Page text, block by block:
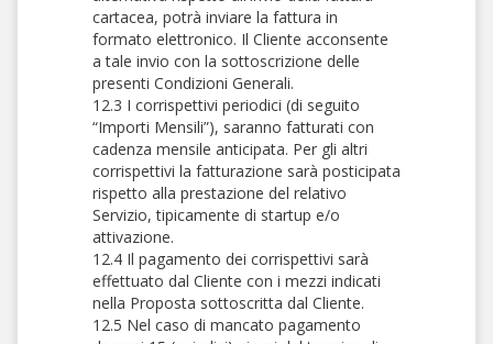
cartacea, potrà inviare la fattura in
formato elettronico. Il Cliente acconsente
a tale invio con la sottoscrizione delle
presenti Condizioni Generali.
12.3 I corrispettivi periodici (di seguito
“Importi Mensili”), saranno fatturati con
cadenza mensile anticipata. Per gli altri
corrispettivi la fatturazione sarà posticipata
rispetto alla prestazione del relativo
Servizio, tipicamente di startup e/o
attivazione.
12.4 Il pagamento dei corrispettivi sarà
effettuato dal Cliente con i mezzi indicati
nella Proposta sottoscritta dal Cliente.
12.5 Nel caso di mancato pagamento